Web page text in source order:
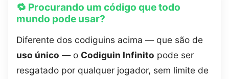
🔁 Procurando um código que todo
mundo pode usar?
Diferente dos codiguins acima — que são de
uso único — o Codiguin Infinito pode ser
resgatado por qualquer jogador, sem limite de